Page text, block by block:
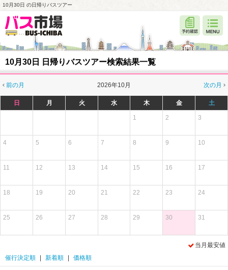
10月30日 の日帰りバスツアー
10月30日 日帰りバスツアー検索結果一覧
前の月 次の月
2026年10月
日 月 火 水 木 金 土
1 2 3
4 5 6 7 8 9 10
11 12 13 14 15 16 17
18 19 20 21 22 23 24
25 26 27 28 29 30 31
当月最安値
催行決定順
新着順 価格順